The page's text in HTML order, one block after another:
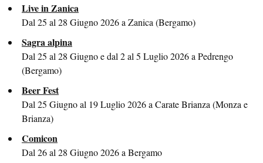
Live in Zanica
Dal 25 al 28 Giugno 2026 a Zanica (Bergamo)
Sagra alpina
Dal 25 al 28 Giugno e dal 2 al 5 Luglio 2026 a Pedrengo
(Bergamo)
Beer Fest
Dal 25 Giugno al 19 Luglio 2026 a Carate Brianza (Monza e
Brianza)
Comicon
Dal 26 al 28 Giugno 2026 a Bergamo